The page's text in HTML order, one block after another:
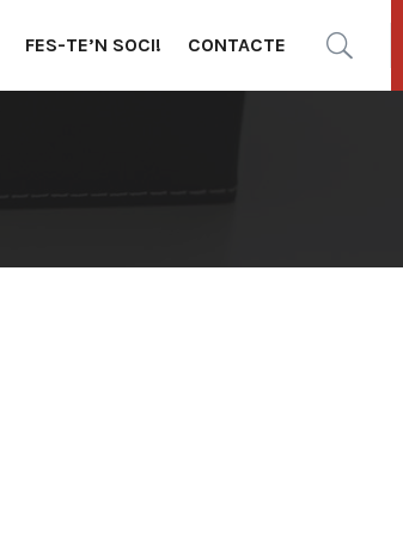
FES-TE’N SOCI! CONTACTE